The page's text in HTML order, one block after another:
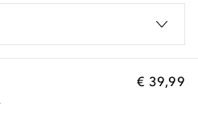
€ 39,99